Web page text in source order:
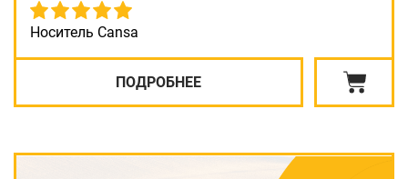
Носитель Cansa
ПОДРОБНЕЕ